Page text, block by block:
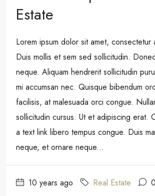
Estate
Lorem ipsum dolor sit amet, consectetur
Duis mollis et sem sed sollicitudin.
neque. Aliquam hendrerit sollicitudin
mi accumsan nec. Quisque bibendum
facilisis, at malesuada orci congue.
sollicitudin cursus. Ut et adipiscing erat.
a text link libero tempus congue. Duis
neque, et ornare neque...
10 years ago Real Estate 0